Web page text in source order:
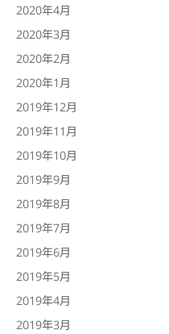
2020年4月
2020年3月
2020年2月
2020年1月
2019年12月
2019年11月
2019年10月
2019年9月
2019年8月
2019年7月
2019年6月
2019年5月
2019年4月
2019年3月